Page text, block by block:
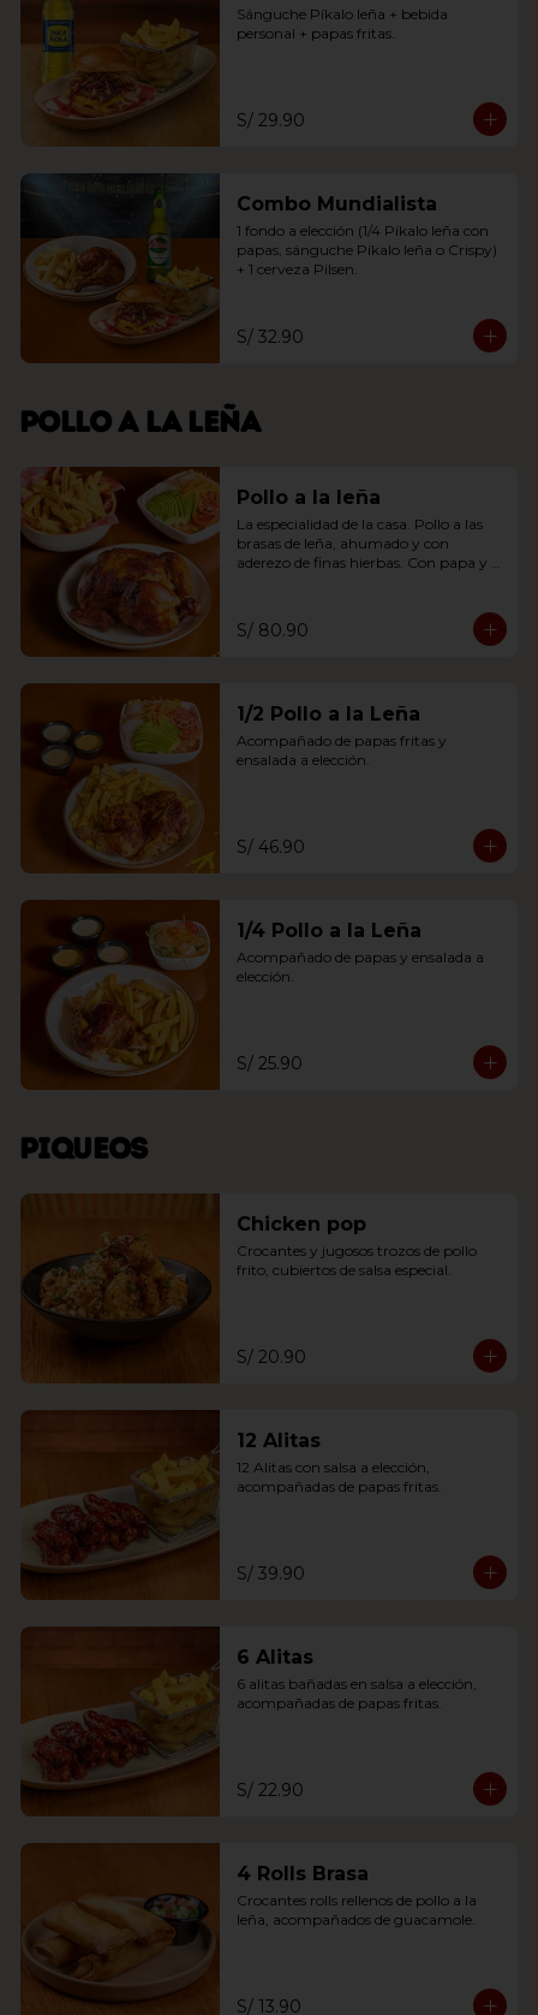
Sánguche Píkalo leña + bebida
personal + papas fritas.
S/ 29.90
Combo Mundialista
1 fondo a elección (1/4 Píkalo leña con
papas, sánguche Píkalo leña o Crispy)
+ 1 cerveza Pilsen.
S/ 32.90
Pollo a la leña
Pollo a la leña
La especialidad de la casa. Pollo a las
brasas de leña, ahumado y con
aderezo de finas hierbas. Con papa y
S/ 80.90
1/2 Pollo a la Leña
Acompañado de papas fritas y
ensalada a elección.
S/ 46.90
1/4 Pollo a la Leña
Acompañado de papas y ensalada a
elección.
S/ 25.90
Piqueos
Chicken pop
Crocantes y jugosos trozos de pollo
frito, cubiertos de salsa especial.
S/ 20.90
12 Alitas
12 Alitas con salsa a elección,
acompañadas de papas fritas.
S/ 39.90
6 Alitas
6 alitas bañadas en salsa a elección,
acompañadas de papas fritas.
S/ 22.90
4 Rolls Brasa
Crocantes rolls rellenos de pollo a la
leña, acompañados de guacamole.
S/ 13.90